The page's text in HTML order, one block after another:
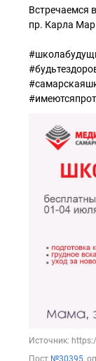
Встречаемся
пр. Карла
Источник:
Пост №30395,